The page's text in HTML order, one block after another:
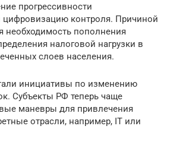
прогрессивности
цифровизацию контроля. Причиной
необходимость пополнения
налоговой нагрузки в
слоев населения.
инициативы по изменению
Субъекты РФ теперь чаще
маневры для привлечения
отрасли, например, IT или